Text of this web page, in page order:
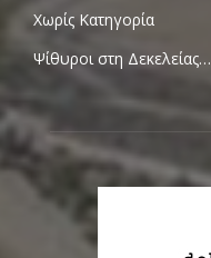
Χωρίς Κατηγορία
Ψίθυροι στη Δεκελείας…